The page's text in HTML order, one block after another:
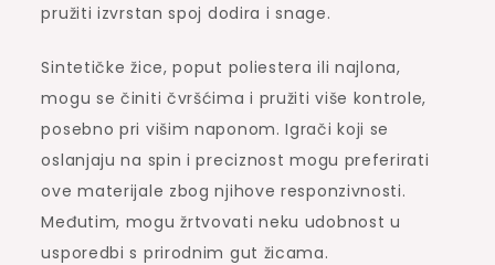
pružiti izvrstan spoj dodira i snage.
Sintetičke žice, poput poliestera ili najlona,
mogu se činiti čvršćima i pružiti više kontrole,
posebno pri višim naponom. Igrači koji se
oslanjaju na spin i preciznost mogu preferirati
ove materijale zbog njihove responzivnosti.
Međutim, mogu žrtvovati neku udobnost u
usporedbi s prirodnim gut žicama.